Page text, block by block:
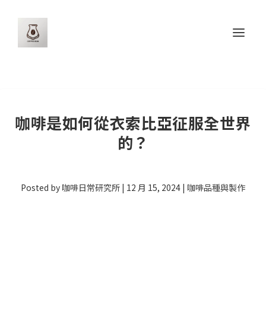
咖啡是如何從衣索比亞征服全世界
的？
Posted by 咖啡日常研究所 | 12 月 15, 2024 | 咖啡品種與製作